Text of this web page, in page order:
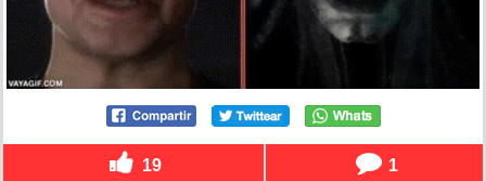
19 1